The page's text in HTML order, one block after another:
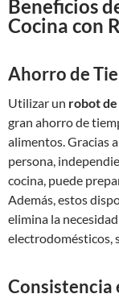
Beneficios
Cocina con
Ahorro de
Utilizar un robot de
gran ahorro de
alimentos. Gracias
persona,
cocina, puede
Además, estos
elimina la
electrodomésticos,
Consistencia